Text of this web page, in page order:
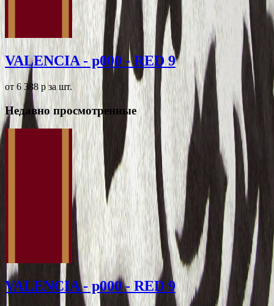
VALENCIA - p000 - RED 9
от 6 388 pза шт.
Недавно просмотренные
VALENCIA - p000 - RED 9